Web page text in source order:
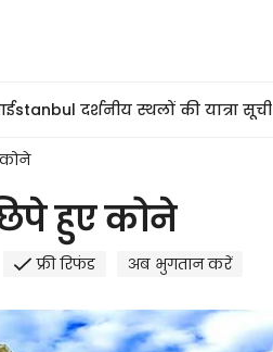
दर्शनीय स्थलों की यात्रा सूची
हुए कोने
फ्री रिफंड अब भुगतान करें